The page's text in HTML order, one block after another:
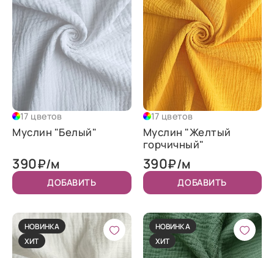
17 цветов
Муслин "Белый"
390₽/м
ДОБАВИТЬ
17 цветов
Муслин "Желтый
горчичный"
390₽/м
ДОБАВИТЬ
НОВИНКА
ХИТ
НОВИНКА
ХИТ